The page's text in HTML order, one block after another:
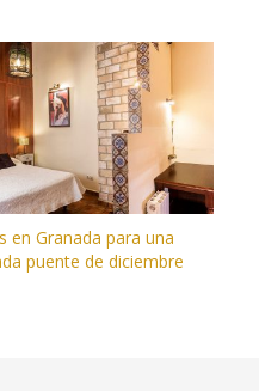
en Granada para una
puente de diciembre